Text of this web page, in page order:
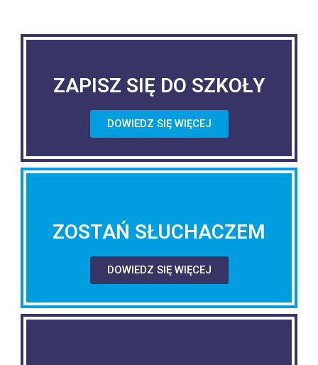
ZAPISZ SIĘ DO SZKOŁY
DOWIEDZ SIĘ WIĘCEJ
ZOSTAŃ SŁUCHACZEM
DOWIEDZ SIĘ WIĘCEJ